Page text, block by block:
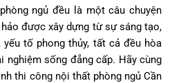
ngủ đều là một câu chuyện
được xây dựng từ sự sáng tạo,
tố phong thủy, tất cả đều hòa
nghiệm sống đẳng cấp. Hãy cùng
thi công nội thất phòng ngủ Cần